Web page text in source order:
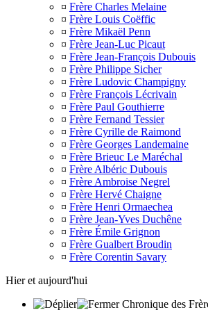
¤ Frère Charles Melaine
¤ Frère Louis Coëffic
¤ Frère Mikaël Penn
¤ Frère Jean-Luc Picaut
¤ Frère Jean-François Dubouis
¤ Frère Philippe Sicher
¤ Frère Ludovic Champigny
¤ Frère François Lécrivain
¤ Frère Paul Gouthierre
¤ Frère Fernand Tessier
¤ Frère Cyrille de Raimond
¤ Frère Georges Landemaine
¤ Frère Brieuc Le Maréchal
¤ Frère Albéric Dubouis
¤ Frère Ambroise Negrel
¤ Frère Hervé Chaigne
¤ Frère Henri Ormaechea
¤ Frère Jean-Yves Duchêne
¤ Frère Émile Grignon
¤ Frère Gualbert Broudin
¤ Frère Corentin Savary
Hier et aujourd'hui
Chronique des